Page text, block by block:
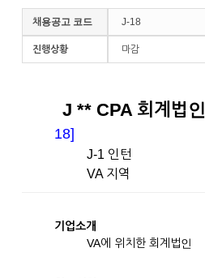
채용공고 코드 J-18
진행상황 마감
J ** CPA 회계법인
18]
J-1 인턴
VA 지역
기업소개
VA에 위치한 회계법인